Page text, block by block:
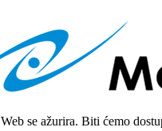
Web se ažurira. Biti ćemo